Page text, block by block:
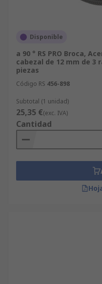
Disponible
a 90 ° RS PRO Broca,
cabezal de 12 mm de 3
piezas
Código RS 456-898
Subtotal (1 unidad)
25,35 €(exc. IVA)
Cantidad